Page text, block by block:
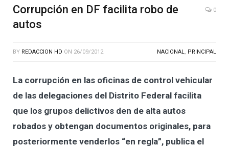
Corrupción en DF facilita robo de
autos
0
BY REDACCION HD ON 26/09/2012 NACIONAL, PRINCIPAL
La corrupción en las oficinas de control vehicular
de las delegaciones del Distrito Federal facilita
que los grupos delictivos den de alta autos
robados y obtengan documentos originales, para
posteriormente venderlos “en regla”, publica el